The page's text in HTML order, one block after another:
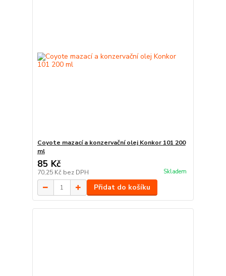
Coyote mazací a konzervační olej Konkor 101 200
ml
85 Kč
70,25 Kč bez DPH Skladem
Přidat do košíku